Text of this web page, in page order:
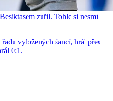
zuřil. Tohle si nesmí
vyložených šancí, hrál přes
0:1.